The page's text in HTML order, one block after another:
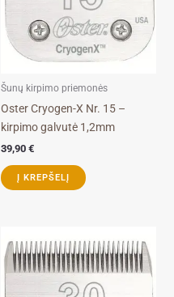
Šunų kirpimo priemonės
Oster Cryogen-X Nr. 15 –
kirpimo galvutė 1,2mm
39,90 €
Į KREPŠELĮ